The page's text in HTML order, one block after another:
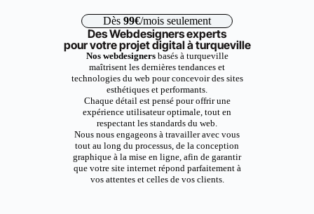
Dès 99€/mois seulement
Des Webdesigners experts
pour votre projet digital à turqueville
Nos webdesignersbasés à turqueville
maîtrisent les dernières tendances et
technologies du web pour concevoir des sites
esthétiques et performants.
Chaque détail est pensé pour offrir une
expérience utilisateur optimale, tout en
respectant les standards du web.
Nous nous engageons à travailler avec vous
tout au long du processus, de la conception
graphique à la mise en ligne, afin de garantir
que votre site internet répond parfaitement à
vos attentes et celles de vos clients.